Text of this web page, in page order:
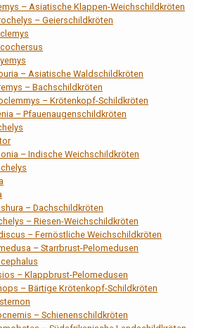
– Asiatische Klappen-Weichschildkröten
– Geierschildkröten
– Asiatische Waldschildkröten
– Bachschildkröten
– Krötenkopf-Schildkröten
– Pfauenaugenschildkröten
– Indische Weichschildkröten
– Dachschildkröten
– Riesen-Weichschildkröten
– Fernöstliche Weichschildkröten
– Starrbrust-Pelomedusen
– Klappbrust-Pelomedusen
– Bärtige Krötenkopf-Schildkröten
– Schienenschildkröten